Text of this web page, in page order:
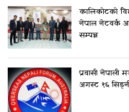
कालिकोटको
नेपाल नेटवर्क
सम्पन्न
प्रवासी नेपाली
अगस्ट १६